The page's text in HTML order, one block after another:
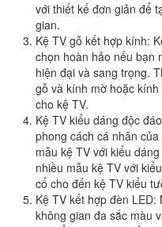
với thiết kế đơn giản để
gian.
Kệ TV gỗ kết hợp kính:
chọn hoàn hảo nếu bạn
hiện đại và sang trọng.
gỗ và kính mờ hoặc
cho kệ TV.
Kệ TV kiểu dáng độc
phong cách cá nhân
mẫu kệ TV với kiểu
nhiều mẫu kệ TV với
cổ cho đến kệ TV kiểu
Kệ TV kết hợp đèn
không gian đa sắc màu